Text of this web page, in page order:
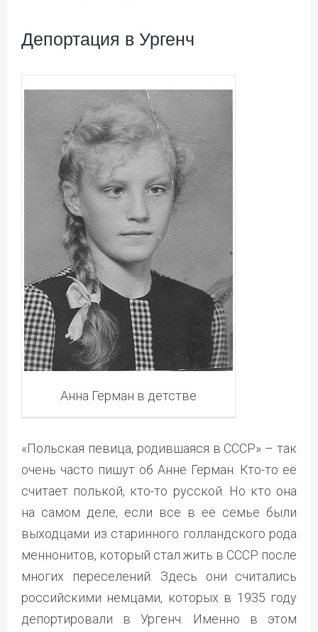
Депортация в Ургенч
Анна Герман в детстве
«Польская певица, родившаяся в СССР» – так
очень часто пишут об Анне Герман. Кто-то её
считает полькой, кто-то русской. Но кто она
на самом деле, если все в её семье были
выходцами из старинного голландского рода
меннонитов, который стал жить в СССР после
многих переселений. Здесь они считались
российскими немцами, которых в 1935 году
депортировали в Ургенч. Именно в этом